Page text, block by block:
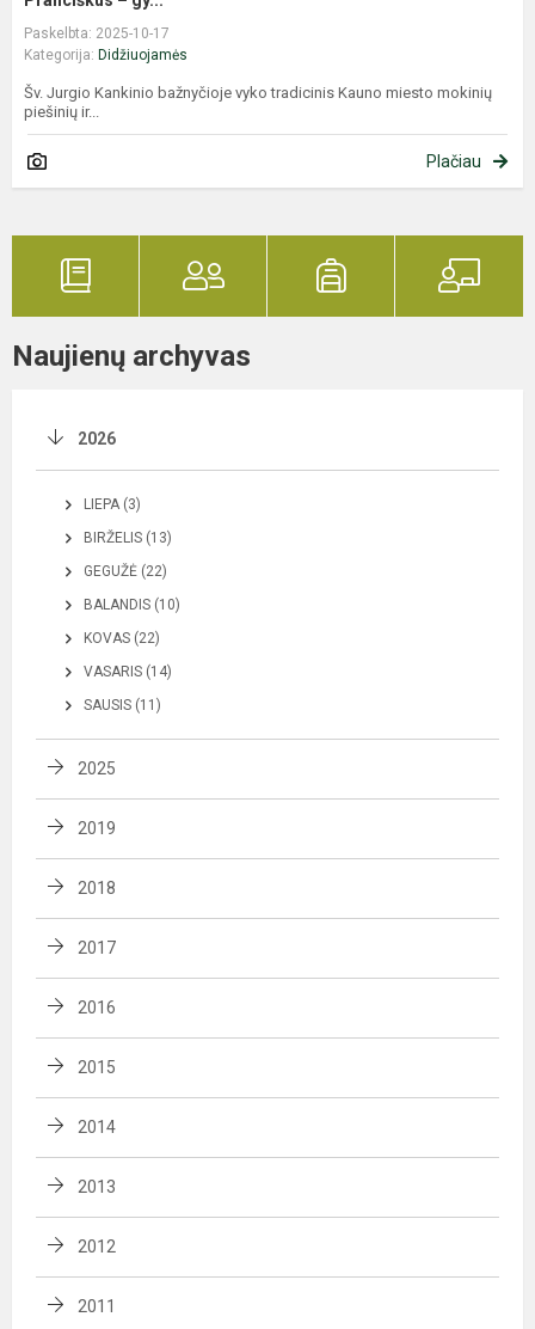
Paskelbta: 2025-10-17
Kategorija: Didžiuojamės
Šv. Jurgio Kankinio bažnyčioje vyko tradicinis Kauno miesto mokinių
piešinių ir...
Plačiau
Naujienų archyvas
2026
LIEPA (3)
BIRŽELIS (13)
GEGUŽĖ (22)
BALANDIS (10)
KOVAS (22)
VASARIS (14)
SAUSIS (11)
2025
2019
2018
2017
2016
2015
2014
2013
2012
2011